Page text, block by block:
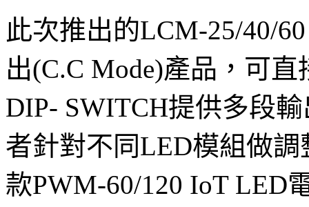
此次推出的LCM-25/40/
出(C.C Mode)產品，可
DIP- SWITCH提供多段
者針對不同LED模組做
款PWM-60/120 IoT LED